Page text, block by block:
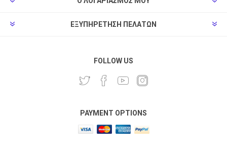
ΕΞΥΠΗΡΈΤΗΣΗ ΠΕΛΑΤΏΝ
FOLLOW US
PAYMENT OPTIONS